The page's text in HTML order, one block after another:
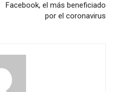
Facebook, el más beneficiado
por el coronavirus